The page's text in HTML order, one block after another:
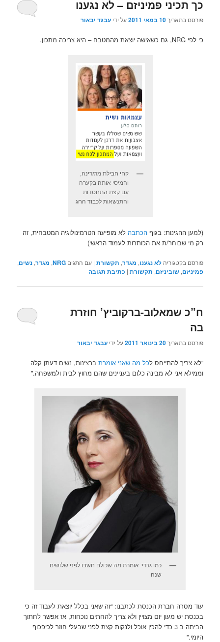
כך תכיני פמיניזם – לא נגענו
פורסם בתאריך10 במאי 2011 על ידיעבגד יבאור
כי לפי NRG, גם כשאישה יוצאת מהמטבח – היא צריכה מתכון.
קחי חבילת מרגרינה,
והמיסי אותה בקערה
עם קצת התחסדות
והתנשאות לכבוד החג
(למען ההגינות: בגוףהכתבה לא מופיעה הטרמינולוגיה המטבחית, זה
רק מי שבוחר/ת את הכותרות לעמוד הראשי)
פורסם בקטגוריה לא נגענו, מגדר, תקשורת |עם התגים NRG
, מגדר,נשים,
פמיניזם,שוביניזם, תקשורת | כתיבת תגובה
ח”כ שמאלוב-ברקוביץ’ חוזרת
בה
פורסם בתאריך20 בינואר 2011 על ידיעבגד יבאור
“לא צריך להתייחס לכל מה שאני אומרת ברצינות, נשים דעתן קלה
וממילא אני לא מבינה כלום בעניינים שהם מחוץ לבית ולמשפחה.”
כמו גנדי: אומרת מה שכולם חשבו לפני שלושים
שנה
עוד מסרה חברת הכנסת לכתבנו: “זה שאני בכלל יוצאת לעבוד זה כי
בכנסת יש מעון יום מצויין ולא צריך להחתים נוכחות, אז אפשר לחתוך
הביתה ב 3 כדי להכין אוכל ולנקות קצת לפני שבעלי חוזר לכיפכוף
היומי.”